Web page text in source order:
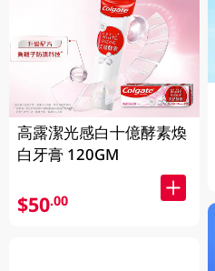
高露潔光感白十億酵素煥
白牙膏 120GM
$50.00